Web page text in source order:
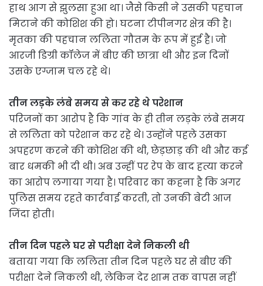
हाथ आग से झुलसा हुआ था। जैसे किसी ने उसकी पहचान
मिटाने की कोशिश की हो। घटना टीपीनगर क्षेत्र की है।
मृतका की पहचान ललिता गौतम के रूप में हुई है। जो
आरजी डिग्री कॉलेज में बीए की छात्रा थी और इन दिनों
उसके एग्जाम चल रहे थे।
तीन लड़के लंबे समय से कर रहे थे परेशान
परिजनों का आरोप है कि गांव के ही तीन लड़के लंबे समय
से ललिता को परेशान कर रहे थे। उन्होंने पहले उसका
अपहरण करने की कोशिश की थी, छेड़छाड़ की थी और कई
बार धमकी भी दी थी। अब उन्हीं पर रेप के बाद हत्या करने
का आरोप लगाया गया है। परिवार का कहना है कि अगर
पुलिस समय रहते कार्रवाई करती, तो उनकी बेटी आज
जिंदा होती।
तीन दिन पहले घर से परीक्षा देने निकली थी
बताया गया कि ललिता तीन दिन पहले घर से बीए की
परीक्षा देने निकली थी, लेकिन देर शाम तक वापस नहीं